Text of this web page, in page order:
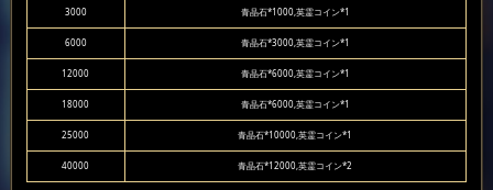
3000 青晶石*1000,英霊コイン*1
6000 青晶石*3000,英霊コイン*1
12000 青晶石*6000,英霊コイン*1
18000 青晶石*6000,英霊コイン*1
25000 青晶石*10000,英霊コイン*1
40000 青晶石*12000,英霊コイン*2